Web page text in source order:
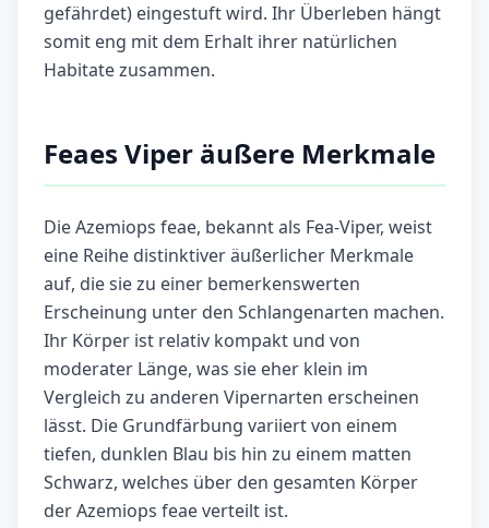
gefährdet) eingestuft wird. Ihr Überleben hängt
somit eng mit dem Erhalt ihrer natürlichen
Habitate zusammen.
Feaes Viper äußere Merkmale
Die Azemiops feae, bekannt als Fea-Viper, weist
eine Reihe distinktiver äußerlicher Merkmale
auf, die sie zu einer bemerkenswerten
Erscheinung unter den Schlangenarten machen.
Ihr Körper ist relativ kompakt und von
moderater Länge, was sie eher klein im
Vergleich zu anderen Vipernarten erscheinen
lässt. Die Grundfärbung variiert von einem
tiefen, dunklen Blau bis hin zu einem matten
Schwarz, welches über den gesamten Körper
der Azemiops feae verteilt ist.